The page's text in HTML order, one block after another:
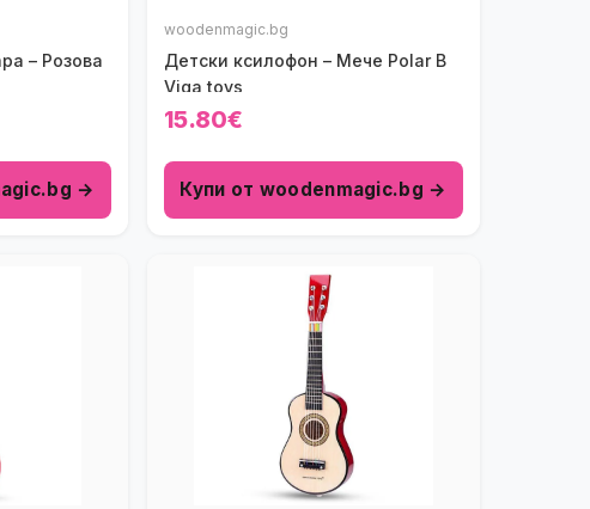
– Розова
→
woodenmagic.bg
Детски ксилофон – Мече Polar B
Viga toys
15.80€
Купи от woodenmagic.bg →